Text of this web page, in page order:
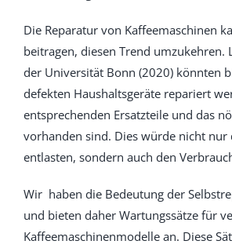
Die Reparatur von Kaffeemaschinen
beitragen, diesen Trend umzukehren.
der Universität Bonn (2020) könnten
defekten Haushaltsgeräte repariert
entsprechenden Ersatzteile und das
vorhanden sind. Dies würde nicht nur
entlasten, sondern auch den
Wir haben die Bedeutung der
und bieten daher Wartungssätze für
Kaffeemaschinenmodelle an. Diese